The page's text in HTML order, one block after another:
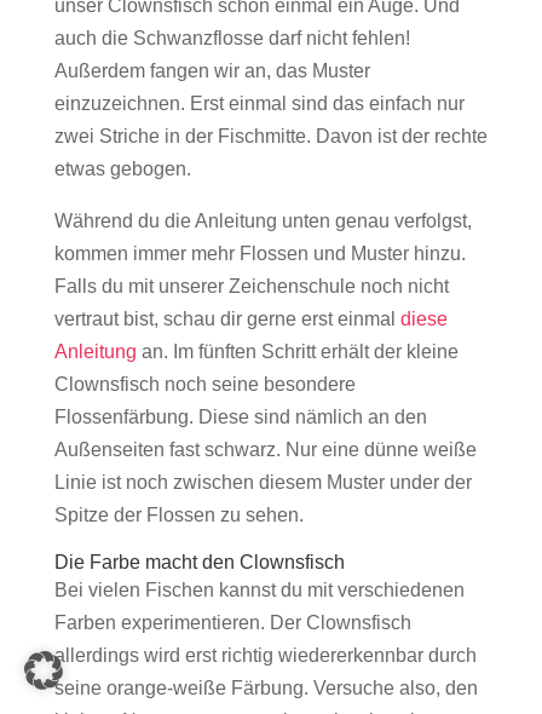
unser Clownsfisch schon einmal ein Auge. Und
auch die Schwanzflosse darf nicht fehlen!
Außerdem fangen wir an, das Muster
einzuzeichnen. Erst einmal sind das einfach nur
zwei Striche in der Fischmitte. Davon ist der rechte
etwas gebogen.
Während du die Anleitung unten genau verfolgst,
kommen immer mehr Flossen und Muster hinzu.
Falls du mit unserer Zeichenschule noch nicht
vertraut bist, schau dir gerne erst einmal diese
Anleitung an. Im fünften Schritt erhält der kleine
Clownsfisch noch seine besondere
Flossenfärbung. Diese sind nämlich an den
Außenseiten fast schwarz. Nur eine dünne weiße
Linie ist noch zwischen diesem Muster under der
Spitze der Flossen zu sehen.
Die Farbe macht den Clownsfisch
Bei vielen Fischen kannst du mit verschiedenen
Farben experimentieren. Der Clownsfisch
allerdings wird erst richtig wiedererkennbar durch
seine orange-weiße Färbung. Versuche also, den